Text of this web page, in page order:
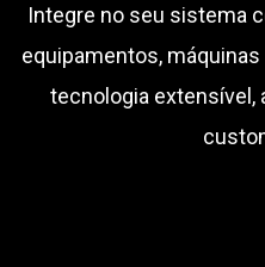
Integre no seu sistema
equipamentos,
tecnologia extensível,